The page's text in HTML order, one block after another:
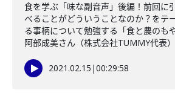
食を学ぶ「味な副音声」後編！前回に
べることがどういうことなのか？をテ
る事柄について勉強する「食と農のも
阿部成美さん（株式会社TUMMY代表
2021.02.15 |00:29:58